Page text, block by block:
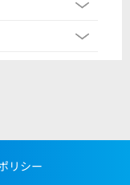
リシー